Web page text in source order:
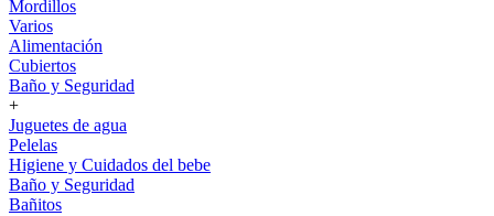
Mordillos
Varios
Alimentación
Cubiertos
Baño y Seguridad
+
Juguetes de agua
Pelelas
Higiene y Cuidados del bebe
Baño y Seguridad
Bañitos